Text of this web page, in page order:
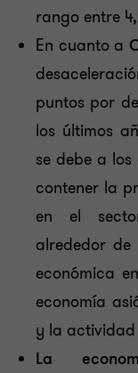
rango entre
En cuanto a
puntos por
los últimos
se debe a
contener la
en el
alrededor
económica
economía
y la
La